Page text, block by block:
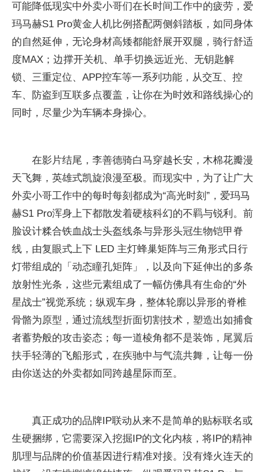
可能降低现实中外卖小哥们在长时间工作中的疲劳，爱
玛马赫S1 Pro黄金人机比例搭配两侧斜踏板，如同身体
的自然延伸，无论身材高矮都能舒展开双腿，骑行舒适
度MAX；边撑开关机、单手切换远近光、无钥匙解
锁、三重定位、APP控车等一系列功能，从交互、控
车、防盗到互联多点覆盖，让你在为时效和路线操心的
同时，尽量少为车辆本身操心。
在影片结尾，李善德骑白马穿越长安，木棉花瓣漫
天飞舞，英雄式凯旋浪漫至极。而现实中，为了让广大
外卖小哥工作中的每时每刻都成为“高光时刻”，爱玛马
赫S1 Pro浑身上下都散发着硬核科幻的不羁与锐利。前
脸设计糅合铁血战士头盔线条与异形头冠生物铠甲脊
线，由复眼式上下 LED 主灯蜂巢矩阵与三角形式日行
灯带组成的「动态瞳孔矩阵」，以及向下延伸出的多条
放射性光条，这些元素组成了一幅仿佛具有生命的“外
星战士”视觉系统；纵观车身，整体轮廓以异形的脊椎
骨骼为原型，通过流线型折面切割技术，塑造出如捕食
者蓄势般的攻击姿态；每一道棱角都不是装饰，尾翼后
扶手轻薄的飞船形式，在疾驰中与气流共舞，让每一份
由你送达的外卖都如同跨越星际而至。
真正成功的品牌IP联动从来不是简单的贴标联名或
生硬捆绑，它需要深入挖掘IP的文化内核，将IP的精神
肌理与品牌的价值基因进行精准对接。没有烽火连天的